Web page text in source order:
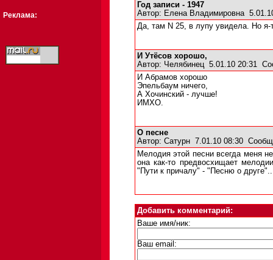
Реклама:
Год записи - 1947
Автор: Елена Владимировна
Да, там N 25, в лупу увидела. Но
И Утёсов хорошо,
Автор: Челябинец5.01.10 20:31
И Абрамов хорошо
Эпельбаум ничего,
А Хочинский - лучше!
ИМХО.
О песне
Автор: Сатурн 7.01.10 08:30
Мелодия этой песни всегда меня
она как-то предвосхищает
"Пути к причалу" - "Песню о
Добавить комментарий:
Ваше имя/ник:
Ваш email: